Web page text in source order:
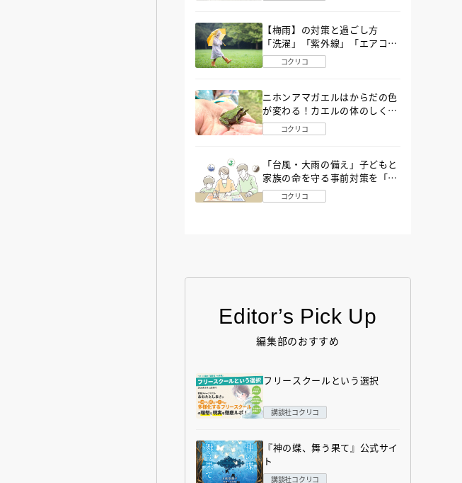
【梅雨】の対策と過ごし方
「洗濯」「紫外線」「エアコ
ン」「ゲリラ豪雨」…〔気象予
報士が完全ガイド〕
コクリコ
ニホンアマガエルはからだの色
が変わる！カエルの体のしくみ
から両生類の特ちょうまで図鑑
MOVEが解説！
コクリコ
「台風・大雨の備え」子どもと
家族の命を守る事前対策を「防
災アドバイザー」が解説
コクリコ
Editor’s Pick Up
編集部のおすすめ
フリースクールという選択
講談社コクリコ
『神の蝶、舞う果て』公式サイ
ト
講談社コクリコ